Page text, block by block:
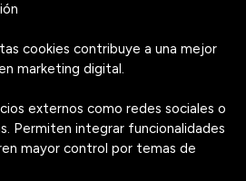
cookies contribuye a una mejor
marketing digital.
externos como redes sociales o
Permiten integrar funcionalidades
mayor control por temas de